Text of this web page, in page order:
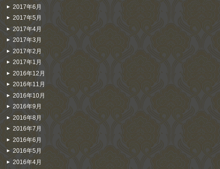
2017年6月
2017年5月
2017年4月
2017年3月
2017年2月
2017年1月
2016年12月
2016年11月
2016年10月
2016年9月
2016年8月
2016年7月
2016年6月
2016年5月
2016年4月